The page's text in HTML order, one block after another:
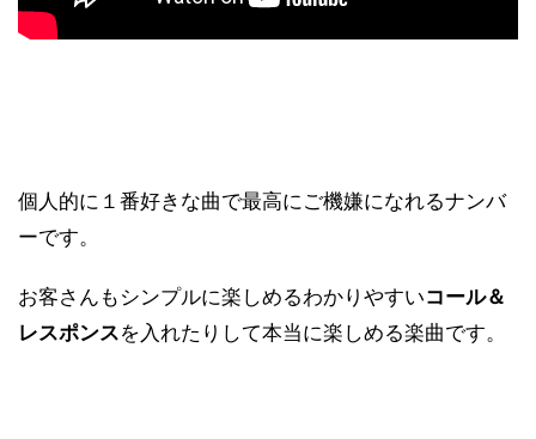
個人的に１番好きな曲で最高にご機嫌になれるナンバ
ーです。
お客さんもシンプルに楽しめるわかりやすいコール＆
レスポンスを入れたりして本当に楽しめる楽曲です。